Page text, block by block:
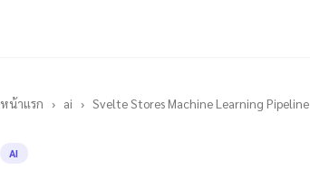
หน้าแรก › ai › Svelte Stores Machine Learning Pipeline
AI